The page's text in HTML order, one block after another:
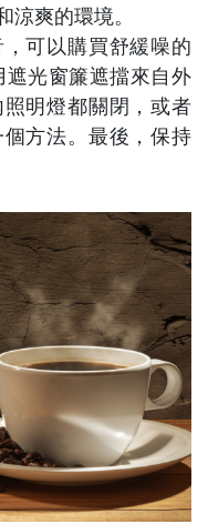
涼爽的環境。
可以購買舒緩噪的
遮光窗簾遮擋來自外
明燈都關閉，或者
方法。最後，保持